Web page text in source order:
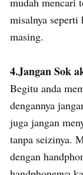
misalnya
masing.
4.Jangan Sok
Begitu anda
dengannya
juga jangan
tanpa seizinya.
dengan